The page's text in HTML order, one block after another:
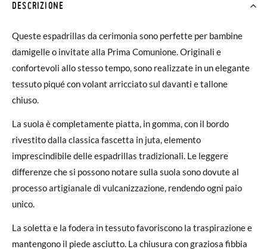
DESCRIZIONE
Queste espadrillas da cerimonia sono perfette per bambine
damigelle o invitate alla Prima Comunione. Originali e
confortevoli allo stesso tempo, sono realizzate in un elegante
tessuto piqué con volant arricciato sul davanti e tallone
chiuso.
La suola è completamente piatta, in gomma, con il bordo
rivestito dalla classica fascetta in juta, elemento
imprescindibile delle espadrillas tradizionali. Le leggere
differenze che si possono notare sulla suola sono dovute al
processo artigianale di vulcanizzazione, rendendo ogni paio
unico.
La soletta e la fodera in tessuto favoriscono la traspirazione e
mantengono il piede asciutto. La chiusura con graziosa fibbia